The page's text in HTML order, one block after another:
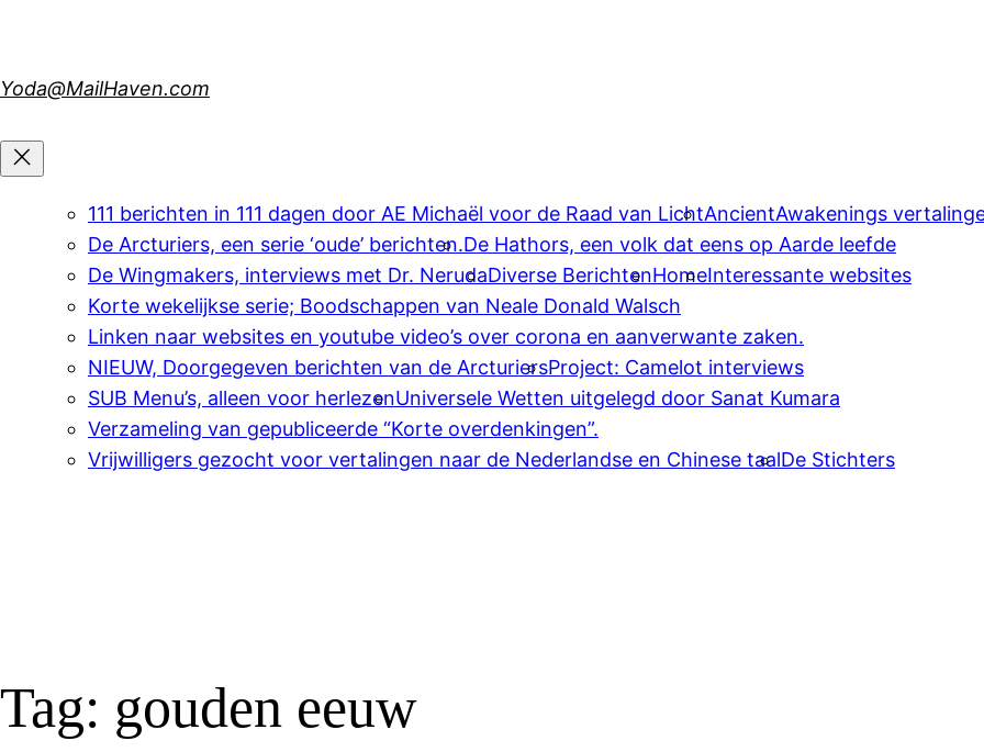
Yoda@MailHaven.com
111 berichten in 111 dagen door AE Michaël voor de Raad van LichtAncientAwakenings
De Arcturiers, een serie ‘oude’ berichten.De Hathors, een volk dat eens op Aarde leefde
De Wingmakers, interviews met Dr. NerudaDiverse BerichtenHomeInteressante websites
Korte wekelijkse serie; Boodschappen van Neale Donald Walsch
Linken naar websites en youtube video’s over corona en aanverwante zaken.
NIEUW, Doorgegeven berichten van de ArcturiersProject: Camelot interviews
SUB Menu’s, alleen voor herlezenUniversele Wetten uitgelegd door Sanat Kumara
Verzameling van gepubliceerde “Korte overdenkingen”.
Vrijwilligers gezocht voor vertalingen naar de Nederlandse en Chinese taalDe Stichters
Tag: gouden eeuw